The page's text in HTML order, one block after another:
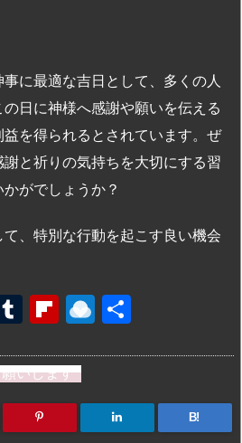
に最適な吉日として、多くの人
日に神様へ感謝や願いを伝える
を得られるとされています。ぜ
と祈りの気持ちを大切にする習
がでしょうか？
、特別な行動を起こす良い機会
T
m
bl
r
Fl
b
o
ar
R
n
dr
o
いします
B!